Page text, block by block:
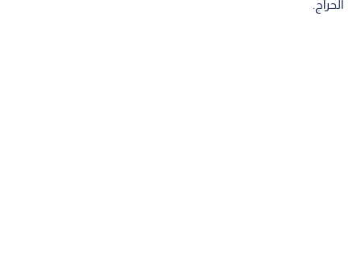
الحراج.